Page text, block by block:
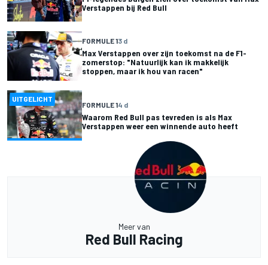
Verstappen bij Red Bull
FORMULE 13 d
Max Verstappen over zijn toekomst na de F1-
zomerstop: "Natuurlijk kan ik makkelijk
stoppen, maar ik hou van racen"
UITGELICHT
FORMULE 14 d
Waarom Red Bull pas tevreden is als Max
Verstappen weer een winnende auto heeft
Meer van
Red Bull Racing